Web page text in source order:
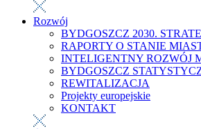
Rozwój
BYDGOSZCZ 2030.
RAPORTY O STANIE
INTELIGENTNY ROZWÓJ
BYDGOSZCZ
REWITALIZACJA
Projekty europejskie
KONTAKT